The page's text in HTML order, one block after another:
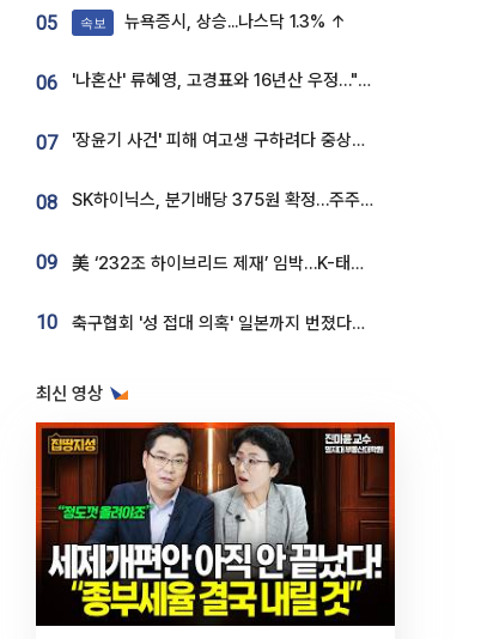
05 속보 뉴욕증시, 상승...나스닥 1.3% ↑
06 '나혼산' 류혜영, 고경표와 16년산 우정…"자취방서 부모님과 마주쳐"
07 '장윤기 사건' 피해 여고생 구하려다 중상…고교생 의상자 지정
08 SK하이닉스, 분기배당 375원 확정…주주환원책 9월로 앞당겨 발표
09 美 ‘232조 하이브리드 제재’ 임박…K-태양광, 불확실성 털고 날개 다나
10 축구협회 '성 접대 의혹' 일본까지 번졌다…日 심판 실명 공개
최신 영상